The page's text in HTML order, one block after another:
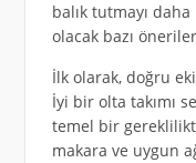
balık tutmayı
olacak bazı
İlk olarak, doğru
İyi bir olta takımı
temel bir
makara ve uygun